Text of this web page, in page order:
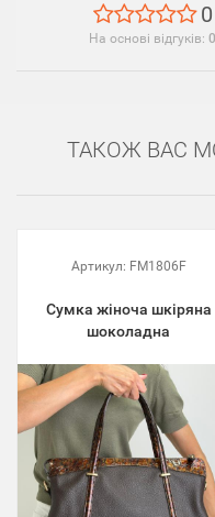
0
На основі відгуків: 0
ТАКОЖ ВАС
Артикул: FM1806F
Сумка жіноча шкіряна
шоколадна